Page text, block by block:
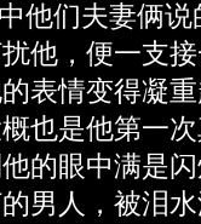
们夫妻俩说
他，便一支
表情变得凝
也是他第一
的眼中满是
男人，被泪